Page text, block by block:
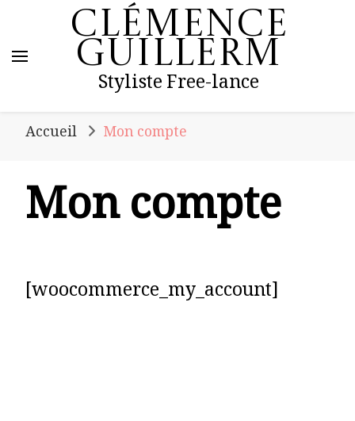
Clémence
Guillerm
Styliste Free-lance
Accueil Mon compte
Mon compte
[woocommerce_my_account]